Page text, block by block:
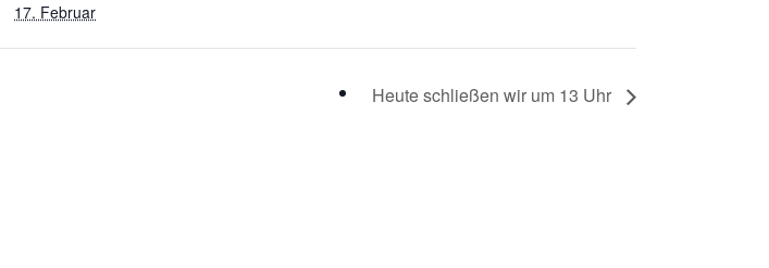
17. Februar
Heute schließen wir um 13 Uhr